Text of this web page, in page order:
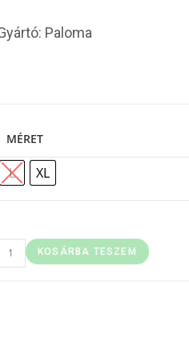
Paloma
MÉRET
L XL
KOSÁRBA TESZEM